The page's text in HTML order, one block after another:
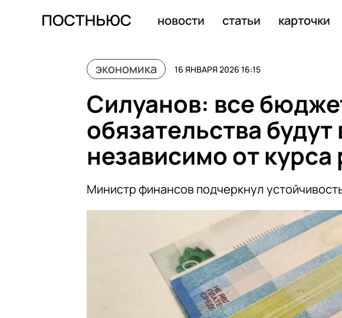
новости статьи карточки
экономика 16 ЯНВАРЯ 2026 16:15
Силуанов: все
обязательства
независимо от курса
Министр финансов подчеркнул